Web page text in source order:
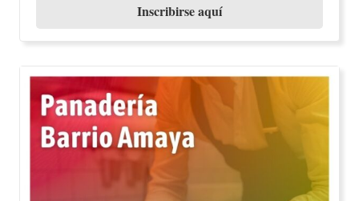
Inscribirse aquí